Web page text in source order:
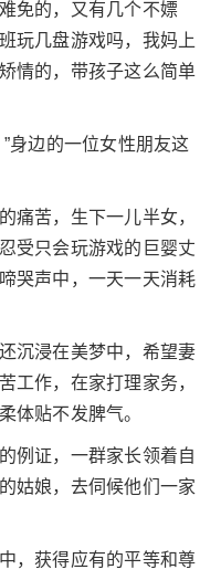
免的，又有几个不嫖
玩几盘游戏吗，我妈上
情的，带孩子这么简单
身边的一位女性朋友这
痛苦，生下一儿半女，
受只会玩游戏的巨婴丈
哭声中，一天一天消耗
沉浸在美梦中，希望妻
工作，在家打理家务，
体贴不发脾气。
例证，一群家长领着自
姑娘，去伺候他们一家
，获得应有的平等和尊